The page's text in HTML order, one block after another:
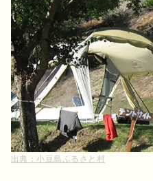
出典： 小豆島ふるさと村